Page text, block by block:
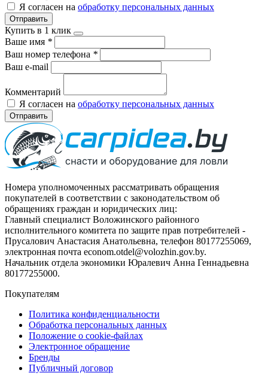
Я согласен на обработку персональных данных
Отправить
Купить в 1 клик
Ваше имя *
Ваш номер телефона *
Ваш e-mail
Комментарий
Я согласен на обработку персональных данных
Отправить
Номера уполномоченных рассматривать обращения
покупателей в соответствии с законодательством об
обращениях граждан и юридических лиц:
Главный специалист Воложинского районного
исполнительного комитета по защите прав потребителей -
Прусалович Анастасия Анатольевна, телефон 80177255069,
электронная почта econom.otdel@volozhin.gov.by.
Начальник отдела экономики Юралевич Анна Геннадьевна
80177255000.
Покупателям
Политика конфиденциальности
Обработка персональных данных
Положение о cookie-файлах
Электронное обращение
Бренды
Публичный договор